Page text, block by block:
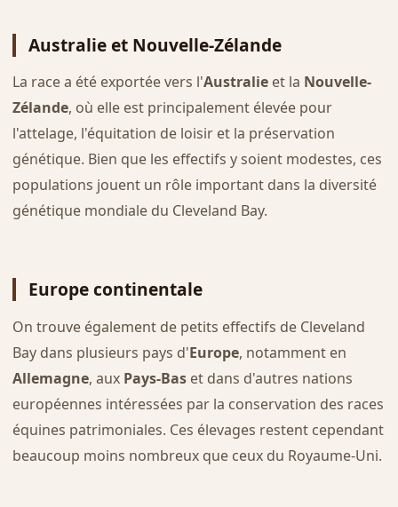
Australie et Nouvelle-Zélande
La race a été exportée vers l'Australieet la Nouvelle-
Zélande, où elle est principalement élevée pour
l'attelage, l'équitation de loisir et la préservation
génétique. Bien que les effectifs y soient modestes, ces
populations jouent un rôle important dans la diversité
génétique mondiale du Cleveland Bay.
Europe continentale
On trouve également de petits effectifs de Cleveland
Bay dans plusieurs pays d'Europe, notamment en
Allemagne, aux Pays-Baset dans d'autres nations
européennes intéressées par la conservation des races
équines patrimoniales. Ces élevages restent cependant
beaucoup moins nombreux que ceux du Royaume-Uni.